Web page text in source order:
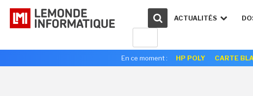
ACTUALITÉS
En ce moment : HP POLY CARTE